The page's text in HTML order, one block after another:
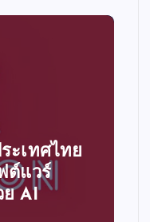
ะเทศไทย
ต์แวร์
AI